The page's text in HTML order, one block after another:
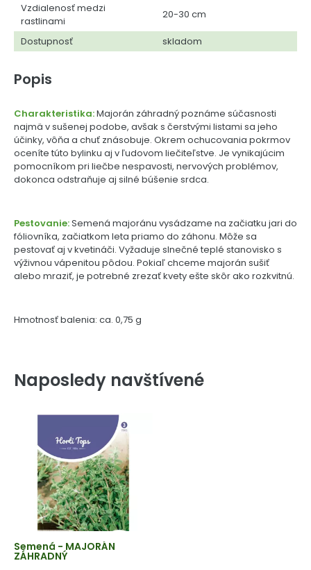
Vzdialenosť medzi
rastlinami
20-30 cm
Dostupnosť skladom
Popis
Charakteristika:Majorán záhradný poznáme súčasnosti
najmä v sušenej podobe, avšak s čerstvými listami sa jeho
účinky, vôňa a chuť znásobuje. Okrem ochucovania pokrmov
oceníte túto bylinku aj v ľudovom liečiteľstve. Je vynikajúcim
pomocníkom pri liečbe nespavosti, nervových problémov,
dokonca odstraňuje aj silné búšenie srdca.
Pestovanie:Semená majoránu vysádzame na začiatku jari do
fóliovníka, začiatkom leta priamo do záhonu. Môže sa
pestovať aj v kvetináči. Vyžaduje slnečné teplé stanovisko s
výživnou vápenitou pôdou. Pokiaľ chceme majorán sušiť
alebo mraziť, je potrebné zrezať kvety ešte skôr ako rozkvitnú.
Hmotnosť balenia: ca. 0,75 g
Naposledy navštívené
Semená - MAJORÁN
ZÁHRADNÝ